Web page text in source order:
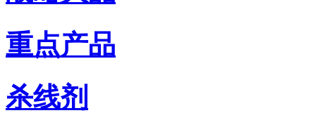
重点产品
杀线剂